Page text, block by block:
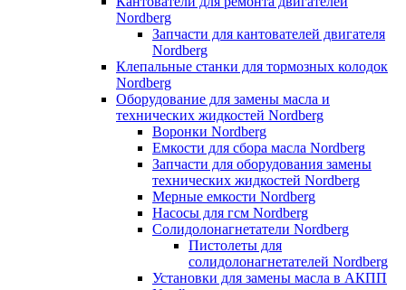
Nordberg
Запчасти для кантователей двигателя
Nordberg
Клепальные станки для тормозных колодок
Nordberg
Оборудование для замены масла и
технических жидкостей Nordberg
Воронки Nordberg
Емкости для сбора масла Nordberg
Запчасти для оборудования замены
технических жидкостей Nordberg
Мерные емкости Nordberg
Насосы для гсм Nordberg
Солидолонагнетатели Nordberg
Пистолеты для
солидолонагнетателей Nordberg
Установки для замены масла в АКПП